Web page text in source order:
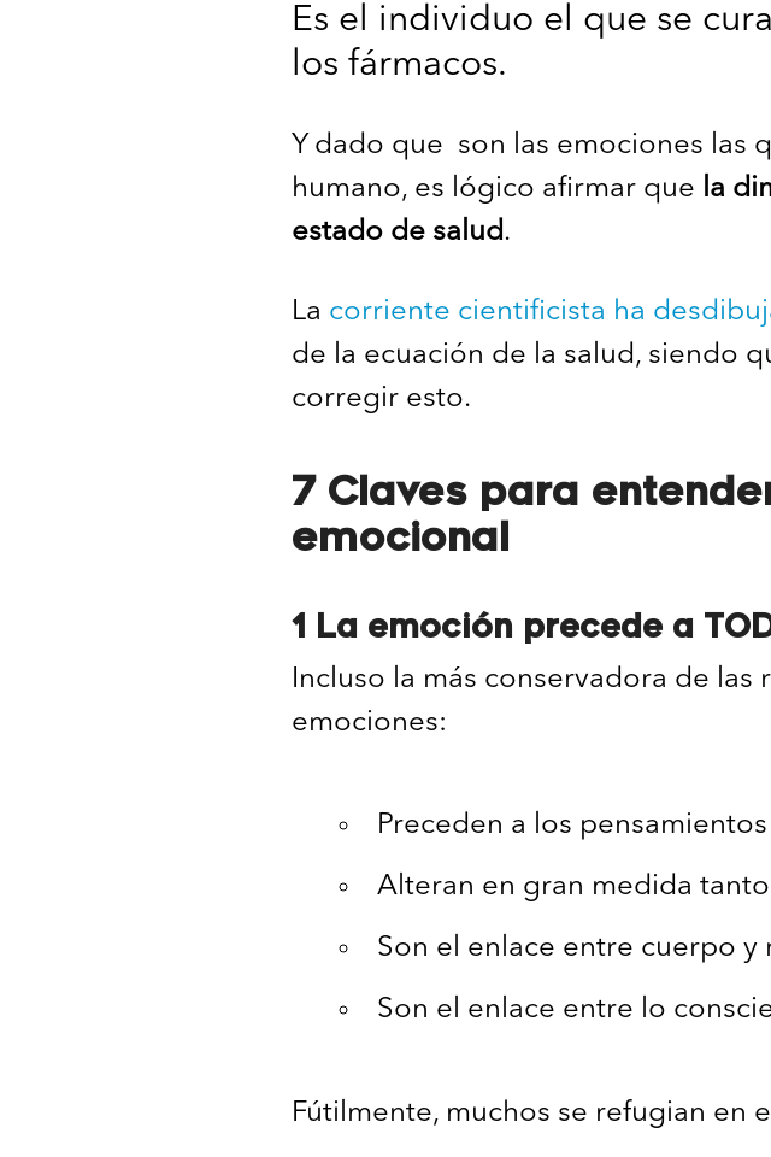
Es el individuo el que se
los fármacos.
Y dado que son las emociones las
humano, es lógico afirmar que la
estado de salud.
La corriente cientificista ha
de la ecuación de la salud, siendo
corregir esto.
7 Claves para
emocional
1 La emoción precede a
Incluso la más conservadora de
emociones:
Preceden a los pensamientos
Alteran en gran medida
Son el enlace entre cuerpo y
Son el enlace entre lo
Fútilmente, muchos se refugian en